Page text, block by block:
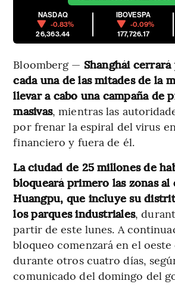
NASDAQ
-0.83%
26,363.44
IBOVESPA
-0.09%
177,726.17
Bloomberg — Shanghái
cada una de las mitades de la
llevar a cabo una campaña de
masivas, mientras las
por frenar la espiral del virus
financiero y fuera de él.
La ciudad de 25 millones de
bloqueará primero las zonas
Huangpu, que incluye su
los parques industriales,
partir de este lunes. A
bloqueo comenzará en el oeste
durante otros cuatro días,
comunicado del domingo del